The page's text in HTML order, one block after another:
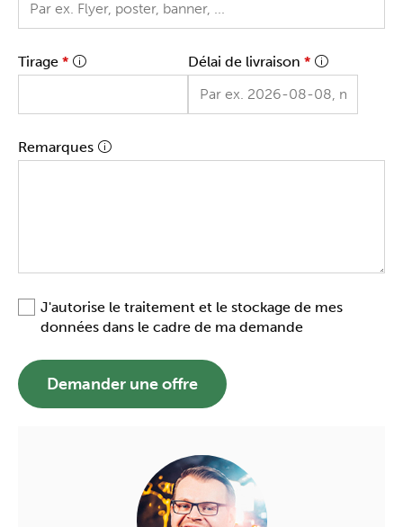
Tirage * Délai de livraison *
Remarques
J'autorise le traitement et le stockage de mes
données dans le cadre de ma demande
Demander une offre